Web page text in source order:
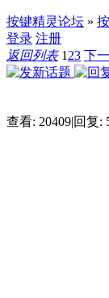
按键精灵论坛 »
登录 注册
返回列表 1 23 下
查看: 20409|回复: